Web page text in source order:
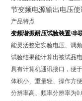
节变频电源输出电压
产品特点
变频谐振耐压试验装置/串
能灵活整定实验电压、调
试验结果能计算出被试品
具有计算机通讯接口，便
体积小、重量轻、操作方便
分辨率高、频率分辨率为